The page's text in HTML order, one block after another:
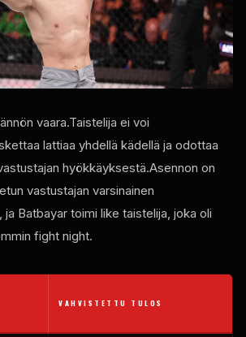
vaara.Taistelija ei voi
lattiaa yhdellä kädellä ja odottaa
hyökkäyksestä.Asennon on
vastustajan varsinainen
ja Batbayar toimi like taistelija, joka oli
fight night.
VAHVISTETTU TULOS